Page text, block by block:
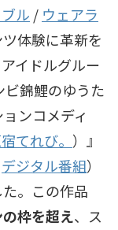
ル / ウェアラ
体験に革新を
イドルグルー
ビ錦鯉のゆうた
ンコメディ
てれび。 ）
』
デジタル番組）
。この作品
枠を超え、ス